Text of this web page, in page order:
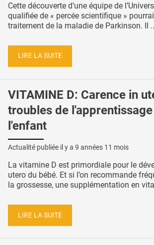
Cette découverte d’une équipe de
qualifiée de « percée scientifique »
traitement de la maladie de Parkinson. Il
LIRE LA SUITE
VITAMINE D: Carence in
troubles de
l'enfant
Actualité publiée il y a 9 années 11 mois
La vitamine D est primordiale pour le
utero du bébé. Et si l’on recommande
la grossesse, une supplémentation en
LIRE LA SUITE